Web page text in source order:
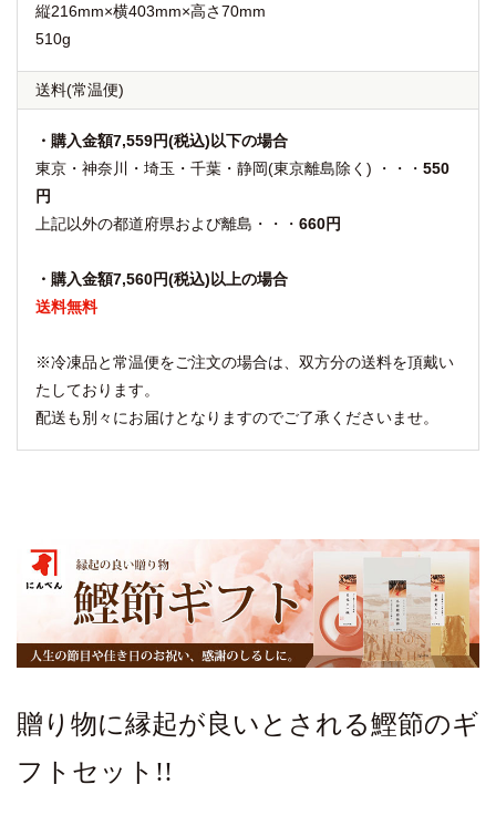
縦216mm×横403mm×高さ70mm
510g
送料(常温便)
・購入金額7,559円(税込)以下の場合
東京・神奈川・埼玉・千葉・静岡(東京離島除く) ・・・ 550
円
上記以外の都道府県および離島・・・ 660円
・購入金額7,560円(税込)以上の場合
送料無料
※冷凍品と常温便をご注文の場合は、双方分の送料を頂戴い
たしております。
配送も別々にお届けとなりますのでご了承くださいませ。
贈り物に縁起が良いとされる鰹節のギ
フトセット!!